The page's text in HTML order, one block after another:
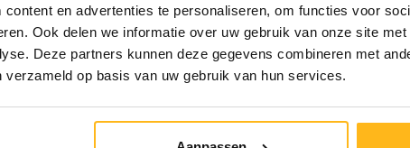
en advertenties te personaliseren, om functies voor
Ook delen we informatie over uw gebruik van onze site
Deze partners kunnen deze gegevens combineren met
verzameld op basis van uw gebruik van hun services.